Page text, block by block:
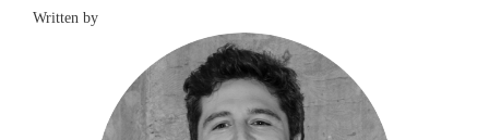
Written by